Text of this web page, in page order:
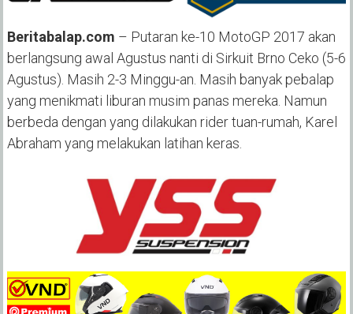
Beritabalap.com – Putaran ke-10 MotoGP 2017 akan
berlangsung awal Agustus nanti di Sirkuit Brno Ceko (5-6
Agustus). Masih 2-3 Minggu-an. Masih banyak pebalap
yang menikmati liburan musim panas mereka. Namun
berbeda dengan yang dilakukan rider tuan-rumah, Karel
Abraham yang melakukan latihan keras.